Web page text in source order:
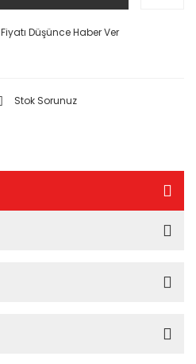
Fiyatı Düşünce Haber Ver
Stok Sorunuz